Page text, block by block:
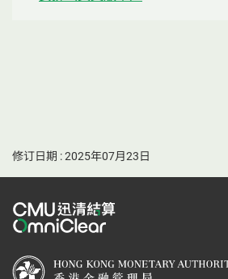
修订日期 : 2025年07月23日